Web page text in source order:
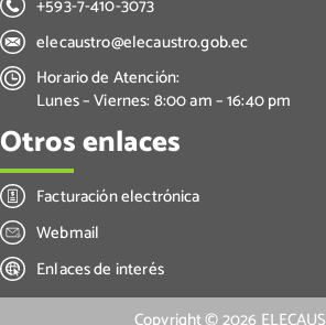
+593-7-410-3073
elecaustro@elecaustro.gob.ec
Horario de Atención:
Lunes – Viernes: 8:00 am – 16:40 pm
Otros enlaces
Facturación electrónica
Webmail
Enlaces de interés